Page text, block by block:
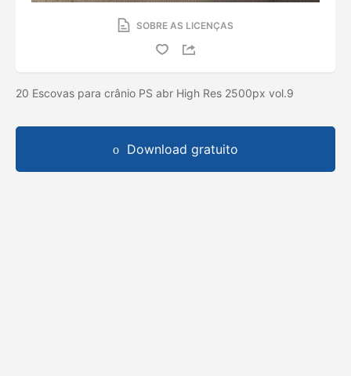
SOBRE AS LICENÇAS
20 Escovas para crânio PS abr High Res 2500px vol.9
Download gratuito